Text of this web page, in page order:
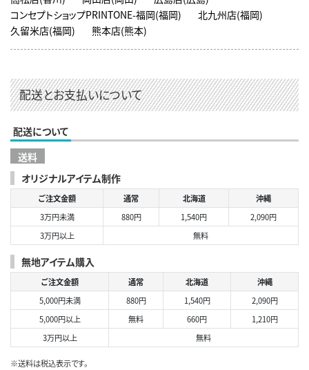
コンセプトショップPRINTONE-福岡(福岡)
北九州店(福岡)
久留米店(福岡)
熊本店(熊本)
配送とお支払いについて
配送について
送料
オリジナルアイテム制作
ご注文金額 通常 北海道
沖縄
3万円未満
880円 1,540円
2,090円
3万円以上
無料
無地アイテム購入
ご注文金額 通常 北海道
沖縄
5,000円未満
880円 1,540円
2,090円
5,000円以上
無料 660円
1,210円
3万円以上
無料
※送料は税込表示です。